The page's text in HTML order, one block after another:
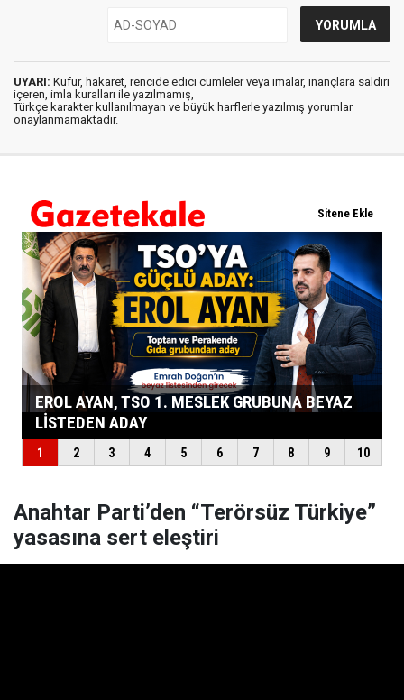
UYARI: Küfür, hakaret, rencide edici cümleler veya imalar, inançlara saldırı
içeren, imla kuralları ile yazılmamış,
Türkçe karakter kullanılmayan ve büyük harflerle yazılmış yorumlar
onaylanmamaktadır.
Anahtar Parti’den “Terörsüz Türkiye”
yasasına sert eleştiri